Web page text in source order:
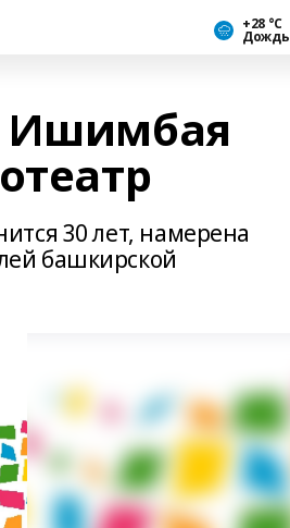
+28 °С
Дождь
Ишимбая
30 лет, намерена
башкирской